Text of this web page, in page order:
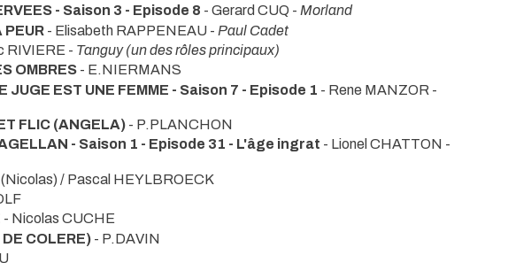
- Saison 3 - Episode 8 - Gerard CUQ - Morland
PEUR - Elisabeth RAPPENEAU - Paul Cadet
RIVIERE - Tanguy (un des rôles principaux)
OMBRES - E.NIERMANS
JUGE EST UNE FEMME - Saison 7 - Episode 1 - Rene MANZOR -
FLIC (ANGELA) - P.PLANCHON
- Saison 1 - Episode 31 - L'âge ingrat - Lionel CHATTON -
(Nicolas) / Pascal HEYLBROECK
- Nicolas CUCHE
COLERE) - P.DAVIN